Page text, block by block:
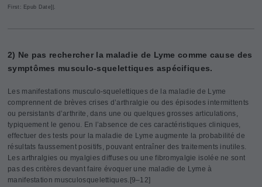
First: Epub Date]|.
2) Ne pas rechercher la maladie de Lyme comme cause des
symptômes musculo-squelettiques aspécifiques.
Les manifestations musculo-squelettiques de la maladie de Lyme
comprennent de brèves crises d’arthralgie ou des épisodes intermittents
ou persistants d’arthrite, dans une ou quelques grosses articulations,
typiquement le genou. En l’absence de ces caractéristiques cliniques,
effectuer des tests pour la maladie de Lyme augmente la probabilité de
résultats faussement positifs, pouvant entraîner des traitements inutiles.
Les arthralgies ou myalgies diffuses ou une fibromyalgie isolée ne sont
pas des critères devant faire évoquer une maladie de Lyme à
manifestation musculosquelettiques.[9–12]